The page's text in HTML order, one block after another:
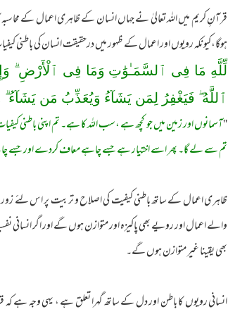
قرآنِ کریم میں اللہ تعالیٰ نے جہاں انسان کے ظاہری اعمال کے محاسبہ
ہوگا،کیونکہ رویوں اور اعمال کے ظہور میں درحقیقت انسان کی باطنی
لِّلَّهِ مَا فِى ٱلسَّمَـٰوَ‌ٰتِ وَمَا فِى ٱلْأَرْ‌ضِ
ٱللَّهُ ۖ فَيَغْفِرُ‌ لِمَن يَشَآءُ وَيُعَذِّبُ مَن
''آسمانوں اور زمین میں جو کچھ ہے ،سب اللہ کا ہے۔ تم اپنی باطنی
تم سے لے گا۔ پھر اسے اختیار ہے جسے چاہے معاف کردے اور جسے
ظاہری اعمال کے ساتھ باطنی کیفیت کی اصلاح و تربیت پر ا س لئے زور
والے اعمال اور رویے بھی پاکیزہ اور متوازن ہوں گے اور اگر انسانی
بھی یقینا غیر متوازن ہوں گے۔
انسانی رویوں کا باطن اور دل کے ساتھ گہرا تعلق ہے ، یہی وجہ ہے کہ